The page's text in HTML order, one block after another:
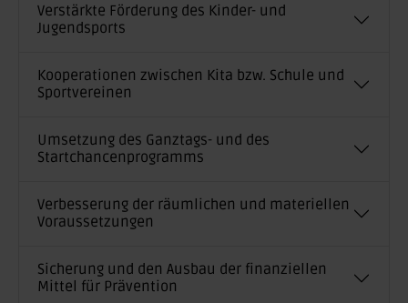
Verstärkte Förderung des Kinder- und
Jugendsports
Kooperationen zwischen Kita bzw. Schule und
Sportvereinen
Umsetzung des Ganztags- und des
Startchancenprogramms
Verbesserung der räumlichen und materiellen
Voraussetzungen
Sicherung und den Ausbau der finanziellen
Mittel für Prävention